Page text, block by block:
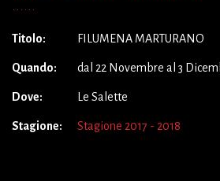
Titolo: FILUMENA MARTURANO
Quando: dal 22 Novembre al 3
Dove: Le Salette
Stagione: Stagione 2017 - 2018